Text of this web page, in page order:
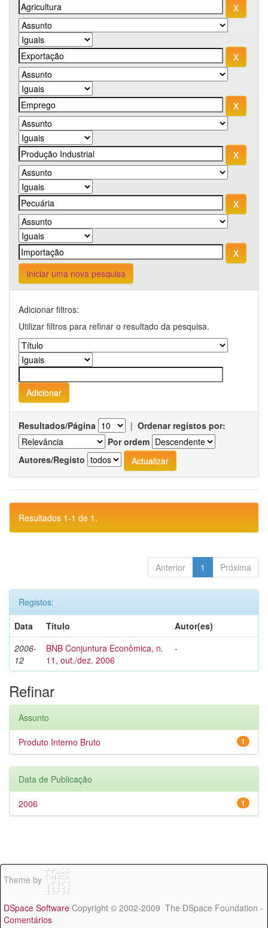
Iniciar uma nova pesquisa
Adicionar filtros:
Utilizar filtros para refinar o resultado da pesquisa.
Resultados/Página | Ordenar registos por:
Por ordem
Autores/Registo
Resultados 1-1 de 1.
Anterior 1 Próxima
Registos:
Data
Título
Autor(es)
2006-
12
BNB Conjuntura Econômica, n.
11, out./dez. 2006
-
Refinar
Assunto
1
Produto Interno Bruto
Data de Publicação
1
2006
Theme by
DSpace Software Copyright © 2002-2009 The DSpace Foundation -
Comentários